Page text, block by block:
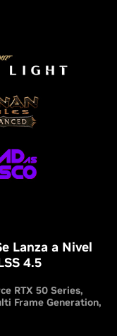
Lanza a Nivel
4.5
RTX 50 Series
Frame Generation